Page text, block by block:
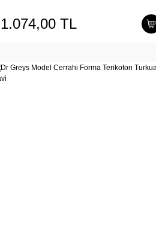
1.074,00 TL